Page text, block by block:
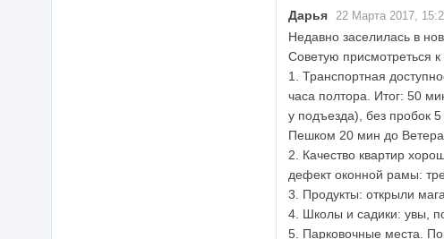
Дарья 22 Марта 2017,
Недавно заселилась в
Советую присмотреться
1. Транспортная
часа полтора. Итог: 50
у подъезда), без пробок
Пешком 20 мин до
2. Качество квартир
дефект оконной рамы:
3. Продукты: открыли
4. Школы и садики: увы,
5. Парковочные места.